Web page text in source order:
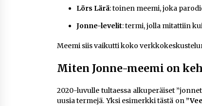
Lörs Lärä: toinen meemi, joka
Jonne-levelit: termi, jolla mitattiin
Meemi siis vaikutti koko
Miten Jonne-meemi on
2020-luvulle tultaessa alkuperäiset
uusia termejä. Yksi esimerkki tästä on